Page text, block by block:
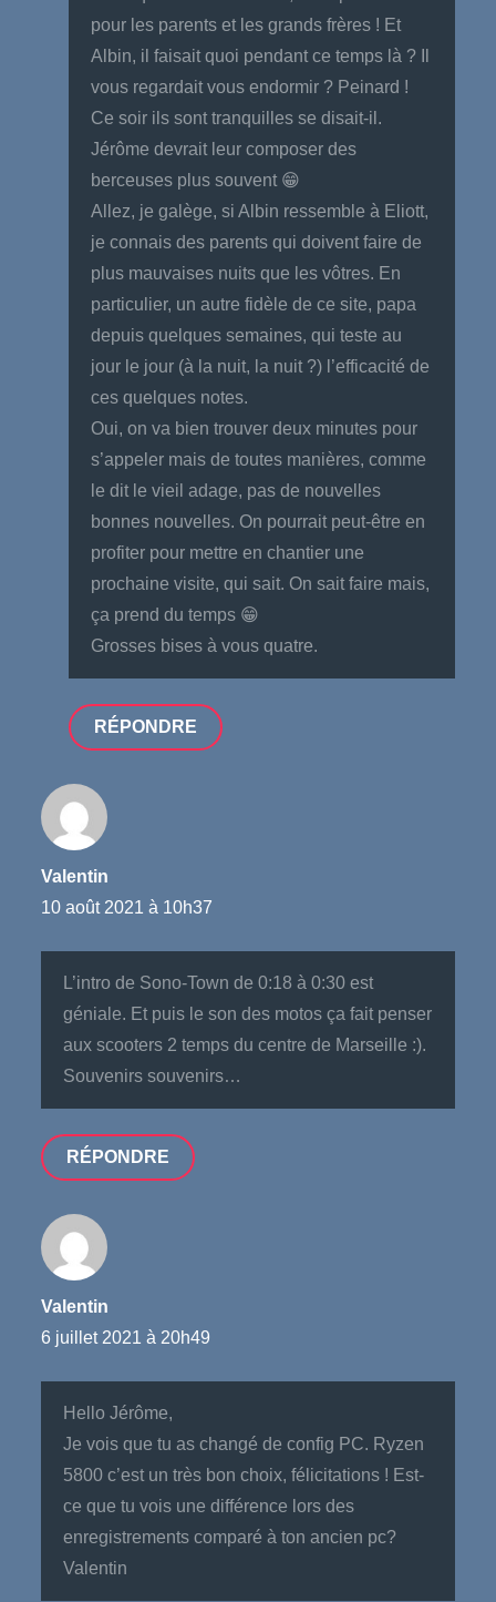
pour les parents et les grands frères ! Et
Albin, il faisait quoi pendant ce temps là ? Il
vous regardait vous endormir ? Peinard !
Ce soir ils sont tranquilles se disait-il.
Jérôme devrait leur composer des
berceuses plus souvent 😁
Allez, je galège, si Albin ressemble à Eliott,
je connais des parents qui doivent faire de
plus mauvaises nuits que les vôtres. En
particulier, un autre fidèle de ce site, papa
depuis quelques semaines, qui teste au
jour le jour (à la nuit, la nuit ?) l’efficacité de
ces quelques notes.
Oui, on va bien trouver deux minutes pour
s’appeler mais de toutes manières, comme
le dit le vieil adage, pas de nouvelles
bonnes nouvelles. On pourrait peut-être en
profiter pour mettre en chantier une
prochaine visite, qui sait. On sait faire mais,
ça prend du temps 😁
Grosses bises à vous quatre.
RÉPONDRE
Valentin
10 août 2021 à 10h37
L’intro de Sono-Town de 0:18 à 0:30 est
géniale. Et puis le son des motos ça fait penser
aux scooters 2 temps du centre de Marseille :).
Souvenirs souvenirs…
RÉPONDRE
Valentin
6 juillet 2021 à 20h49
Hello Jérôme,
Je vois que tu as changé de config PC. Ryzen
5800 c’est un très bon choix, félicitations ! Est-
ce que tu vois une différence lors des
enregistrements comparé à ton ancien pc?
Valentin